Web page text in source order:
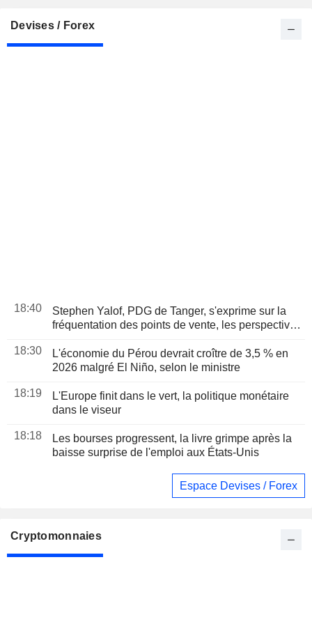
Devises / Forex
18:40
Stephen Yalof, PDG de Tanger, s'exprime sur la
fréquentation des points de vente, les perspectives
18:30
L'économie du Pérou devrait croître de 3,5 % en
2026 malgré El Niño, selon le ministre
18:19
L'Europe finit dans le vert, la politique monétaire
dans le viseur
18:18
Les bourses progressent, la livre grimpe après la
baisse surprise de l'emploi aux États-Unis
Espace Devises / Forex
Cryptomonnaies